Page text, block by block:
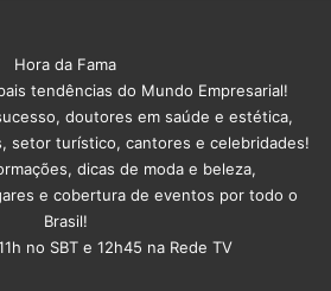
Hora da Fama
tendências do Mundo Empresarial!
doutores em saúde e estética,
setor turístico, cantores e celebridades!
dicas de moda e beleza,
e cobertura de eventos por todo o
Brasil!
no SBT e 12h45 na Rede TV